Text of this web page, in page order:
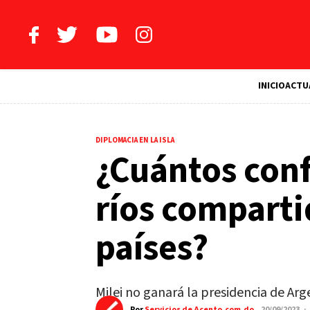
INICIO
DIPLOMACIA EN LA ISLA
¿Cuántos
ríos
países?
Milei no ganará la presidencia de